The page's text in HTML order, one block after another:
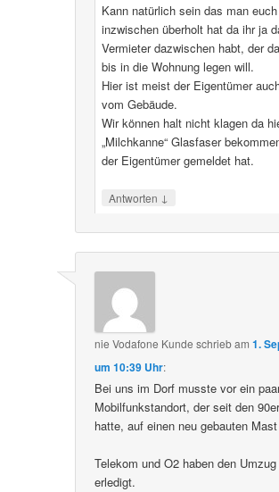
Kann natürlich sein das man
inzwischen überholt hat da ihr ja
Vermieter dazwischen habt, der
bis in die Wohnung legen will.
Hier ist meist der Eigentümer
vom Gebäude.
Wir können halt nicht klagen da
„Milchkanne“ Glasfaser
der Eigentümer gemeldet hat.
Antworten ↓
nie Vodafone Kunde schriebam1.
um 10:39 Uhr:
Bei uns im Dorf musste vor ein
Mobilfunkstandort, der seit den
hatte, auf einen neu gebauten
Telekom und O2 haben den
erledigt.